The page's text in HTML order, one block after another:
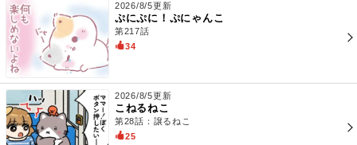
2026/8/5更新
ぷにぷに！ぷにゃんこ
第217話
34
2026/8/5更新
こねるねこ
第28話：譲るねこ
25